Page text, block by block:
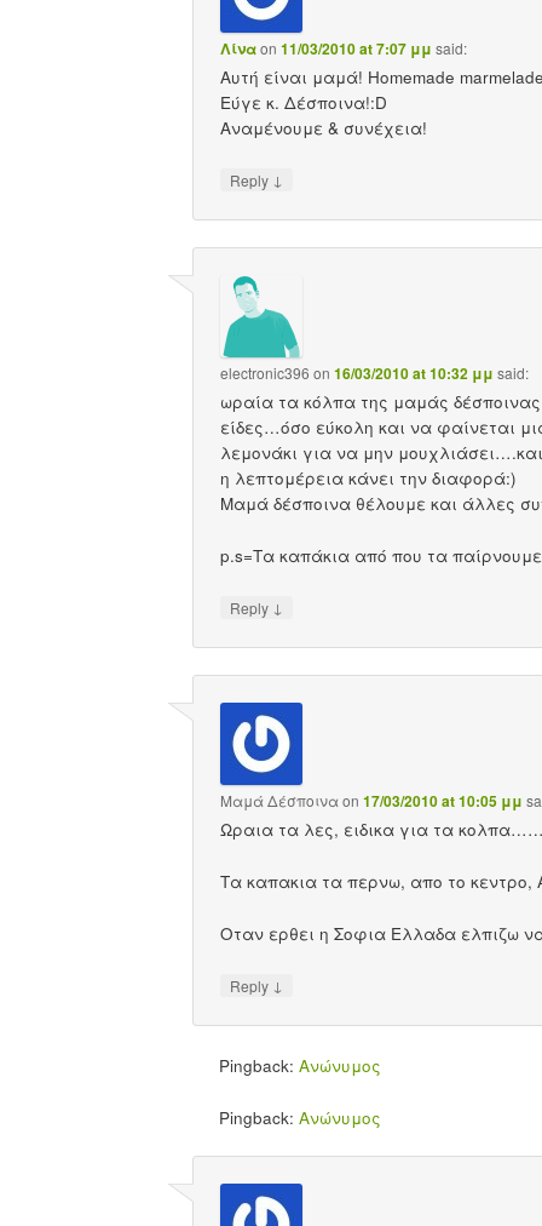
Λίναon 11/03/2010 at 7:07 μμ said:
Αυτή είναι μαμά! Homemade
Εύγε κ. Δέσποινα!:D
Αναμένουμε & συνέχεια!
Reply ↓
electronic396 on 16/03/2010 at 10:32 μμ said:
ωραία τα κόλπα της μαμάς
είδες…όσο εύκολη και να φαίνεται
λεμονάκι για να μην
η λεπτομέρεια κάνει την διαφορά:)
Μαμά δέσποινα θέλουμε και άλλες
p.s=Tα καπάκια από που τα
Reply ↓
Μαμά Δέσποιναon 17/03/2010 at 10:05 μμ
Ωραια τα λες, ειδικα για τα
Τα καπακια τα περνω, απο το κεντρο,
Οταν ερθει η Σοφια Ελλαδα ελπιζω
Reply ↓
Pingback: Ανώνυμος
Pingback: Ανώνυμος